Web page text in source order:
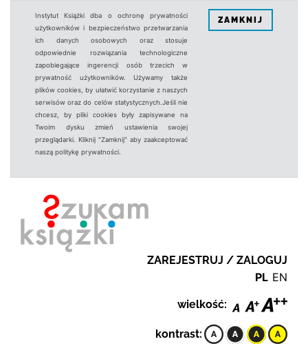
Instytut Książki dba o ochronę prywatności
użytkowników i bezpieczeństwo przetwarzania
ich danych osobowych oraz stosuje
odpowiednie rozwiązania technologiczne
zapobiegające ingerencji osób trzecich w
prywatność użytkowników. Używamy także
plików cookies, by ułatwić korzystanie z naszych
serwisów oraz do celów statystycznych.Jeśli nie
chcesz, by pliki cookies były zapisywane na
Twoim dysku zmień ustawienia swojej
przeglądarki. Kliknij "Zamknij" aby zaakceptować
naszą politykę prywatności.
ZAMKNIJ
ZAREJESTRUJ / ZALOGUJ
PL EN
wielkość:
kontrast: